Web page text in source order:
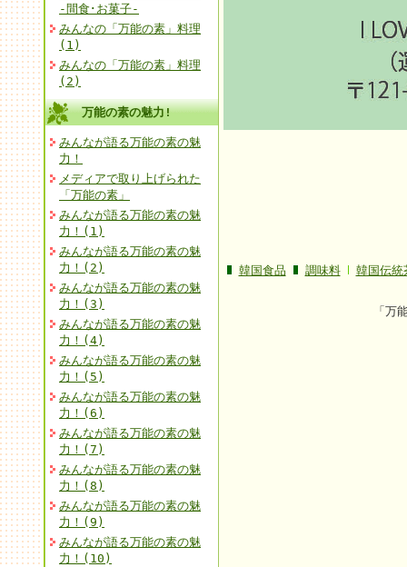
-間食･お菓子-
みんなの「万能の素」料理
(1)
みんなの「万能の素」料理
(2)
万能の素の魅力!
みんなが語る万能の素の魅
力！
メディアで取り上げられた
「万能の素」
みんなが語る万能の素の魅
力！(1)
みんなが語る万能の素の魅
力！(2)
みんなが語る万能の素の魅
力！(3)
みんなが語る万能の素の魅
力！(4)
みんなが語る万能の素の魅
力！(5)
みんなが語る万能の素の魅
力！(6)
みんなが語る万能の素の魅
力！(7)
みんなが語る万能の素の魅
力！(8)
みんなが語る万能の素の魅
力！(9)
みんなが語る万能の素の魅
力！(10)
韓国食品 調味料 韓国伝統
「